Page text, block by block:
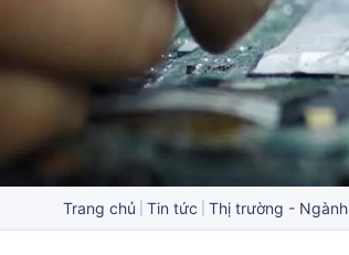
Trang chủ Tin tức Thị trường - Ngành